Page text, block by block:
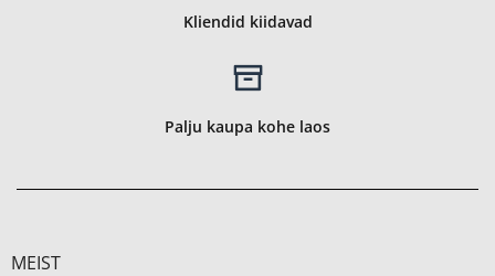
Kliendid kiidavad
Palju kaupa kohe laos
MEIST